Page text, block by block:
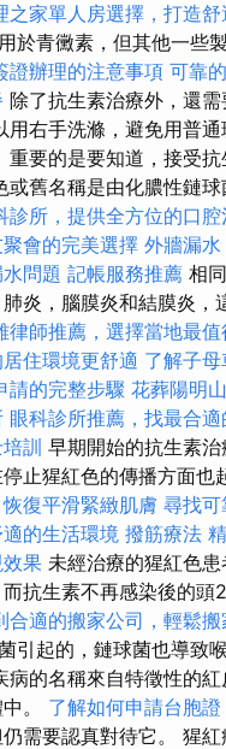
之家單人房選擇，打造
於青黴素，但其他一些
證辦理的注意事項 可靠
除了抗生素治療外，還
用右手洗滌，避免用普
重要的是要知道，接受
或舊名稱是由化膿性鏈
診所，提供全方位的口腔
會的完美選擇 外牆漏
問題 記帳服務推薦 相
炎，腦膜炎和結膜炎，
律師推薦，選擇當地最
住環境更舒適 了解子
請的完整步驟 花葬陽明
眼科診所推薦，找最合
訓 早期開始的抗生素
止猩紅色的傳播方面也
復平滑緊緻肌膚 尋找可
的生活環境 撥筋療法
果 未經治療的猩紅色
抗生素不再感染後的頭
合適的搬家公司，輕鬆搬
引起的，鏈球菌也導致
病的名稱來自特徵性的
。 了解如何申請台胞證
需要認真對待它。 猩